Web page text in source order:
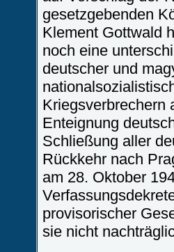
gesetzgebenden
Klement Gottwald
noch eine
deutscher und
Kriegsverbrechern
Enteignung
Schließung aller
Rückkehr nach
am 28. Oktober
provisorischer
sie nicht